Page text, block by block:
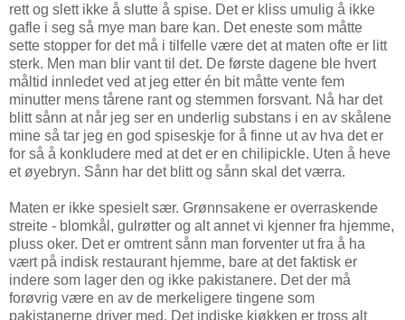
rett og slett ikke å slutte å spise. Det er kliss umulig å ikke
gafle i seg så mye man bare kan. Det eneste som måtte
sette stopper for det må i tilfelle være det at maten ofte er litt
sterk. Men man blir vant til det. De første dagene ble hvert
måltid innledet ved at jeg etter én bit måtte vente fem
minutter mens tårene rant og stemmen forsvant. Nå har det
blitt sånn at når jeg ser en underlig substans i en av skålene
mine så tar jeg en god spiseskje for å finne ut av hva det er
for så å konkludere med at det er en chilipickle. Uten å heve
et øyebryn. Sånn har det blitt og sånn skal det værra.
Maten er ikke spesielt sær. Grønnsakene er overraskende
streite - blomkål, gulrøtter og alt annet vi kjenner fra hjemme,
pluss oker. Det er omtrent sånn man forventer ut fra å ha
vært på indisk restaurant hjemme, bare at det faktisk er
indere som lager den og ikke pakistanere. Det der må
forøvrig være en av de merkeligere tingene som
pakistanerne driver med. Det indiske kjøkken er tross alt